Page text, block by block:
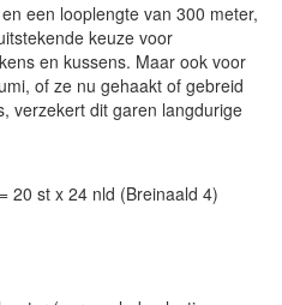
een looplengte van 300 meter,
keuze voor
en kussens. Maar ook voor
of ze nu gehaakt of gebreid
verzekert dit garen langdurige
20 st x 24 nld (Breinaald 4)